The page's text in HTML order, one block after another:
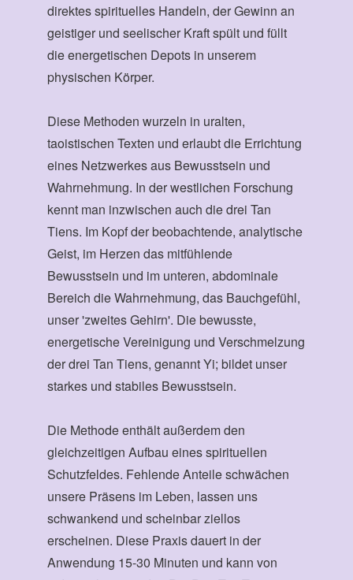
direktes spirituelles Handeln, der Gewinn an
geistiger und seelischer Kraft spült und füllt
die energetischen Depots in unserem
physischen Körper.
Diese Methoden wurzeln in uralten,
taoistischen Texten und erlaubt die Errichtung
eines Netzwerkes aus Bewusstsein und
Wahrnehmung. In der westlichen Forschung
kennt man inzwischen auch die drei Tan
Tiens. Im Kopf der beobachtende, analytische
Geist, im Herzen das mitfühlende
Bewusstsein und im unteren, abdominale
Bereich die Wahrnehmung, das Bauchgefühl,
unser 'zweites Gehirn'. Die bewusste,
energetische Vereinigung und Verschmelzung
der drei Tan Tiens, genannt Yi; bildet unser
starkes und stabiles Bewusstsein.
Die Methode enthält außerdem den
gleichzeitigen Aufbau eines spirituellen
Schutzfeldes. Fehlende Anteile schwächen
unsere Präsens im Leben, lassen uns
schwankend und scheinbar ziellos
erscheinen. Diese Praxis dauert in der
Anwendung 15-30 Minuten und kann von